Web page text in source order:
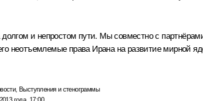
и непростом пути. Мы совместно с
неотъемлемые права Ирана на развитие мирной
, Выступления и стенограммы